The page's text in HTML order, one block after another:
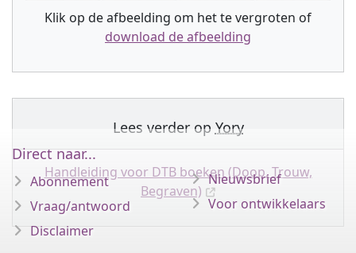
Klik op de afbeelding om het te vergroten of
download de afbeelding
Lees verder op Yory
Handleiding voor DTB boeken (Doop, Trouw,
Begraven)
Direct naar...
Abonnement
Vraag/antwoord
Disclaimer
Nieuwsbrief
Voor ontwikkelaars